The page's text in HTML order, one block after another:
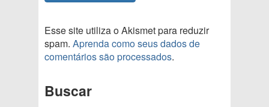
Esse site utiliza o Akismet para reduzir
spam. Aprenda como seus dados de
comentários são processados.
Buscar